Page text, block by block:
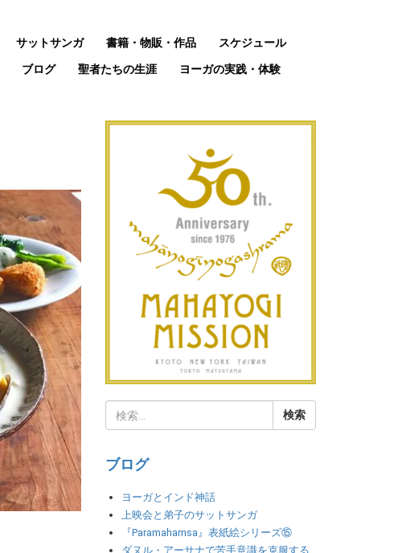
サットサンガ 書籍・物販・作品 スケジュール
ブログ 聖者たちの生涯 ヨーガの実践・体験
ブログ
ヨーガとインド神話
上映会と弟子のサットサンガ
『Paramahamsa』表紙絵シリーズ⑮
ダヌル・アーサナで苦手意識を克服する